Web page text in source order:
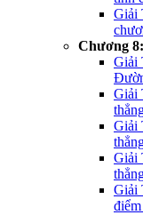
Giải
Chương
Giải
Giải
Giải
Giải
Giải